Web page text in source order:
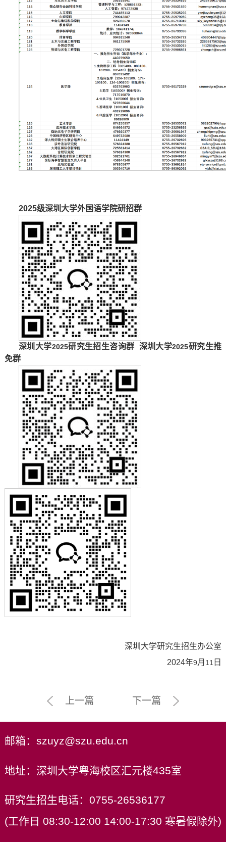
2025级深圳大学外国语学院研招群
深圳大学2025研究生招生咨询群 深圳大学2025研究生推
免群
深圳大学研究生招生办公室
2024年9月 11 日
上一篇 下一篇
邮箱：szuyz@szu.edu.cn
地址：深圳大学粤海校区汇元楼435室
研究生招生电话：0755-26536177
(工作日 08:30-12:00 14:00-17:30 寒暑假除外)